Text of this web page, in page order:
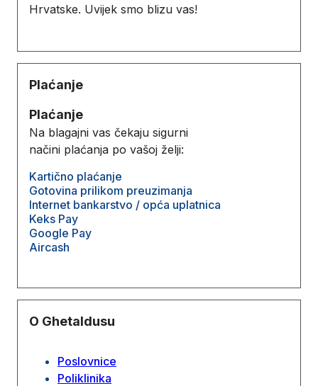
Hrvatske. Uvijek smo blizu vas!
Plaćanje
Plaćanje
Na blagajni vas čekaju sigurni
načini plaćanja po vašoj želji:
Kartično plaćanje
Gotovina prilikom preuzimanja
Internet bankarstvo / opća uplatnica
Keks Pay
Google Pay
Aircash
O Ghetaldusu
Poslovnice
Poliklinika